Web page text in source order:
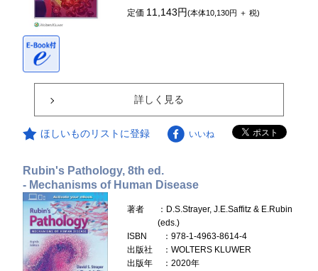
定価 11,143円(本体10,130円 ＋ 税)
詳しく見る
ほしいものリストに登録 いいね
Rubin's Pathology, 8th ed.
- Mechanisms of Human Disease
著者
：D.S.Strayer, J.E.Saffitz & E.Rubin
(eds.)
ISBN
：978-1-4963-8614-4
出版社
：WOLTERS KLUWER
出版年
：2020年